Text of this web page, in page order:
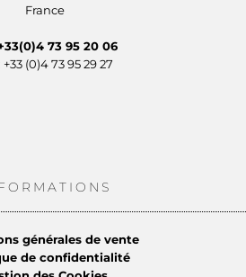
France
73 95 20 06
+33 (0)4 73 95 29 27
générales de vente
de confidentialité